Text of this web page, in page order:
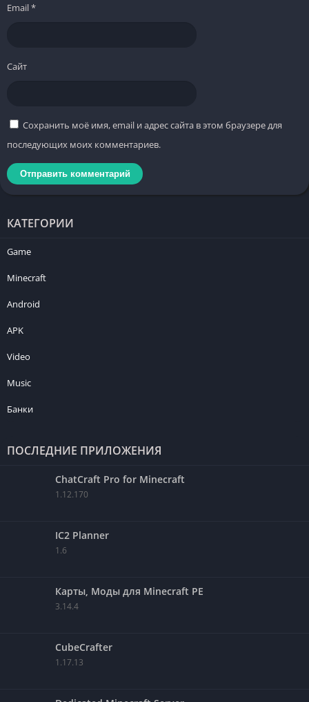
Email*
Сайт
Сохранить моё имя, email и адрес сайта в этом браузере для
последующих моих комментариев.
КАТЕГОРИИ
Game
Minecraft
Android
APK
Video
Music
Банки
ПОСЛЕДНИЕ ПРИЛОЖЕНИЯ
ChatCraft Pro for Minecraft
1.12.170
IC2 Planner
1.6
Карты, Моды для Minecraft PE
3.14.4
CubeCrafter
1.17.13